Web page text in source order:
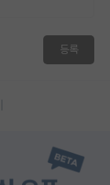
등록